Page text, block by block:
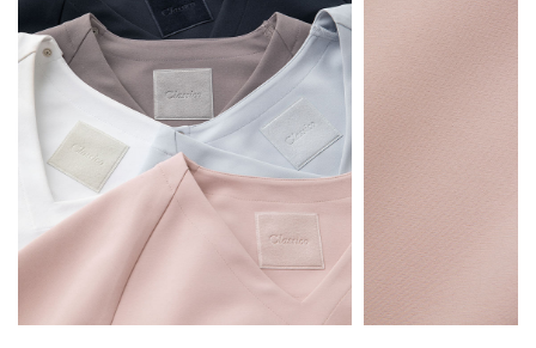
購入確認済み
年齢: 50代 身長: 156-160cm 体重: 56-60kg
デザインがオシャレでかつ、着心地が良いです。
商品：
O12レディース:アーバンプルオーバースクラブ/
ベビーピンク/M
役に立った 0